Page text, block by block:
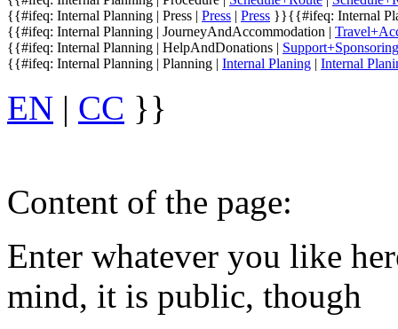
{{#ifeq: Internal Planning | Press | Press | Press }}{{#ifeq: Internal
{{#ifeq: Internal Planning | JourneyAndAccommodation |
{{#ifeq: Internal Planning | HelpAndDonations | Support+Sponsoring
{{#ifeq: Internal Planning | Planning | Internal Planing | Internal
EN | CC }}
Content of the page:
Enter whatever you like
mind, it is public, though